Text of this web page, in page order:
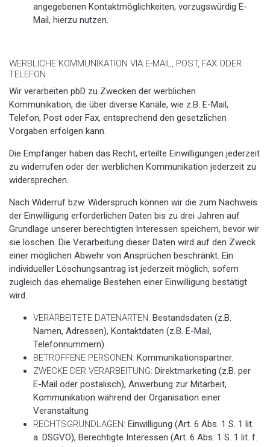
angegebenen Kontaktmöglichkeiten, vorzugswürdig E-
Mail, hierzu nutzen.
WERBLICHE KOMMUNIKATION VIA E-MAIL, POST, FAX ODER
TELEFON
Wir verarbeiten pbD zu Zwecken der werblichen
Kommunikation, die über diverse Kanäle, wie z.B. E-Mail,
Telefon, Post oder Fax, entsprechend den gesetzlichen
Vorgaben erfolgen kann.
Die Empfänger haben das Recht, erteilte Einwilligungen jederzeit
zu widerrufen oder der werblichen Kommunikation jederzeit zu
widersprechen.
Nach Widerruf bzw. Widerspruch können wir die zum Nachweis
der Einwilligung erforderlichen Daten bis zu drei Jahren auf
Grundlage unserer berechtigten Interessen speichern, bevor wir
sie löschen. Die Verarbeitung dieser Daten wird auf den Zweck
einer möglichen Abwehr von Ansprüchen beschränkt. Ein
individueller Löschungsantrag ist jederzeit möglich, sofern
zugleich das ehemalige Bestehen einer Einwilligung bestätigt
wird.
VERARBEITETE DATENARTEN: Bestandsdaten (z.B.
Namen, Adressen), Kontaktdaten (z.B. E-Mail,
Telefonnummern).
BETROFFENE PERSONEN: Kommunikationspartner.
ZWECKE DER VERARBEITUNG: Direktmarketing (z.B. per
E-Mail oder postalisch), Anwerbung zur Mitarbeit,
Kommunikation während der Organisation einer
Veranstaltung
RECHTSGRUNDLAGEN: Einwilligung (Art. 6 Abs. 1 S. 1 lit.
a. DSGVO), Berechtigte Interessen (Art. 6 Abs. 1 S. 1 lit. f.